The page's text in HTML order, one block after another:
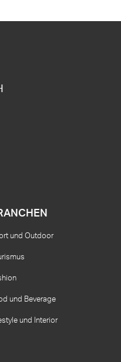
und Outdoor
und Beverage
und Interior